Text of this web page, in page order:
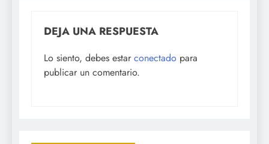
DEJA UNA RESPUESTA
Lo siento, debes estar conectado para
publicar un comentario.